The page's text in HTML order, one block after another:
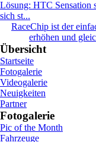
Lösung: HTC Sensation
sich st...
RaceChip ist der
erhöhen und
Übersicht
Startseite
Fotogalerie
Videogalerie
Neuigkeiten
Partner
Fotogalerie
Pic of the Month
Fahrzeuge